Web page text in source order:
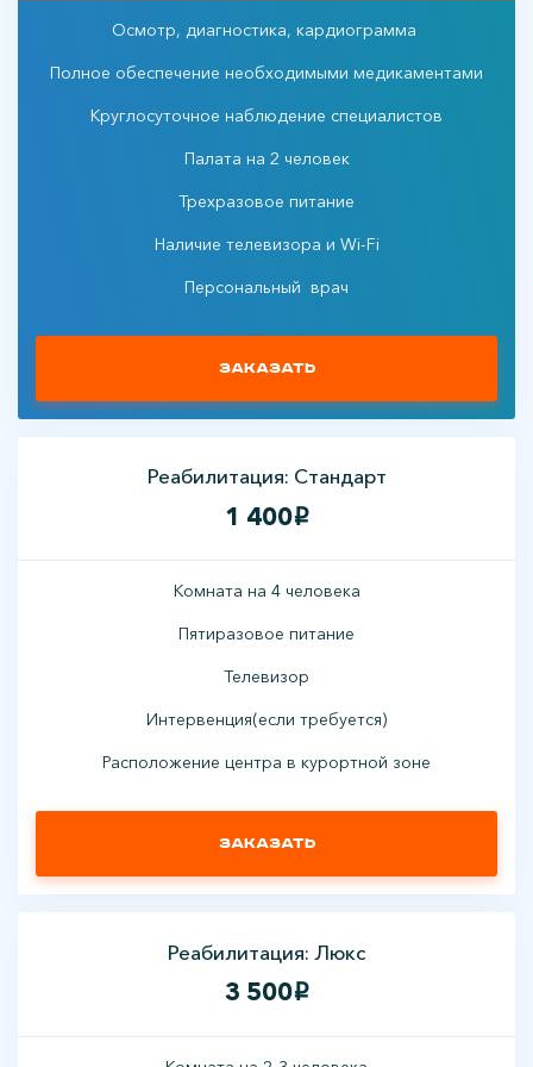
Осмотр, диагностика, кардиограмма
Полное обеспечение необходимыми медикаментами
Круглосуточное наблюдение специалистов
Палата на 2 человек
Трехразовое питание
Наличие телевизора и Wi-Fi
Персональный врач
Заказать
Реабилитация: Стандарт
1 400i
Комната на 4 человека
Пятиразовое питание
Телевизор
Интервенция(если требуется)
Расположение центра в курортной зоне
Заказать
Реабилитация: Люкс
3 500i